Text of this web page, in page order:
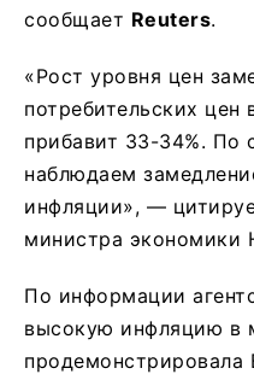
сообщает Reuters.
«Рост уровня цен
потребительских цен
прибавит 33-34%.
наблюдаем
инфляции», —
министра экономики
По информации
высокую инфляцию в